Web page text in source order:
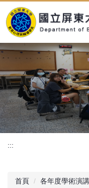
到
主
內
容
區
:::
首頁 各年度學術演講